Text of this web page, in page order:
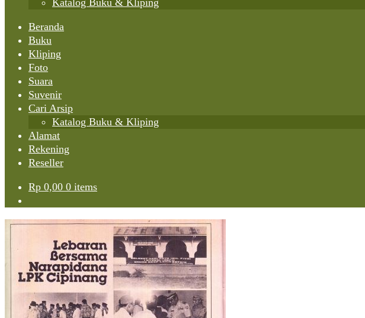
Katalog Buku & Kliping
Beranda
Buku
Kliping
Foto
Suara
Suvenir
Cari Arsip
Katalog Buku & Kliping
Alamat
Rekening
Reseller
Rp 0,00 0 items